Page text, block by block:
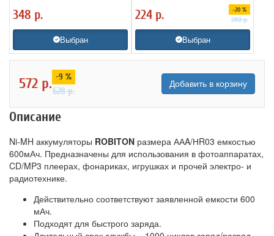
348 р.
Выбран
224 р. -20 %
280р.
Выбран
572 р. -9 %
628р.
Добавить в корзину
Описание
Ni-MH аккумуляторы ROBITON размера ААA/НR03 емкостью
600мАч. Предназначены для использования в фотоаппаратах,
CD/MP3 плеерах, фонариках, игрушках и прочей электро- и
радиотехнике.
Действительно соответствуют заявленной емкости 600
мАч.
Подходят для быстрого заряда.